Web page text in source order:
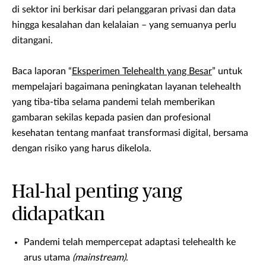
di sektor ini berkisar dari pelanggaran privasi dan data
hingga kesalahan dan kelalaian – yang semuanya perlu
ditangani.
Baca laporan “ Eksperimen Telehealth yang Besar” untuk
mempelajari bagaimana peningkatan layanan telehealth
yang tiba-tiba selama pandemi telah memberikan
gambaran sekilas kepada pasien dan profesional
kesehatan tentang manfaat transformasi digital, bersama
dengan risiko yang harus dikelola.
Hal-hal penting yang
didapatkan
Pandemi telah mempercepat adaptasi telehealth ke
arus utama (mainstream).